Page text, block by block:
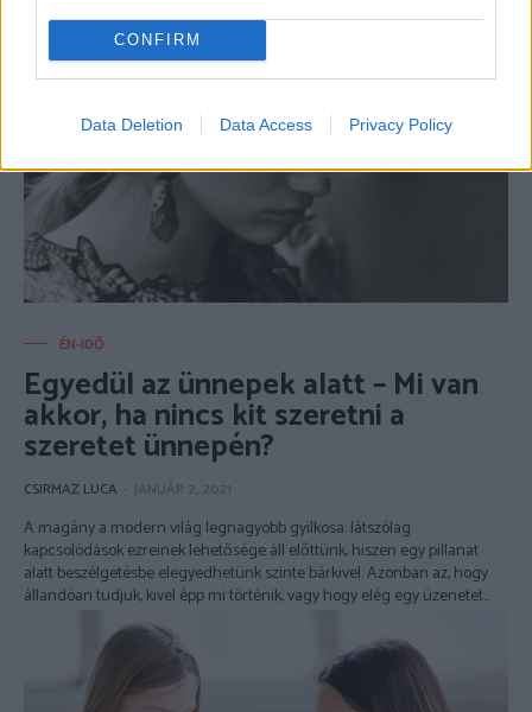
CONFIRM
Data Deletion Data Access Privacy Policy
ÉN-IDŐ
Egyedül az ünnepek alatt – Mi van
akkor, ha nincs kit szeretni a
szeretet ünnepén?
CSIRMAZ LUCA JANUÁR 2, 2021
A magány a modern világ legnagyobb gyilkosa: látszólag
kapcsolódások ezreinek lehetősége áll előttünk, hiszen egy pillanat
alatt beszélgetésbe elegyedhetünk szinte bárkivel. Azonban az, hogy
állandóan tudjuk, kivel épp mi történik, vagy hogy elég egy üzenetet...